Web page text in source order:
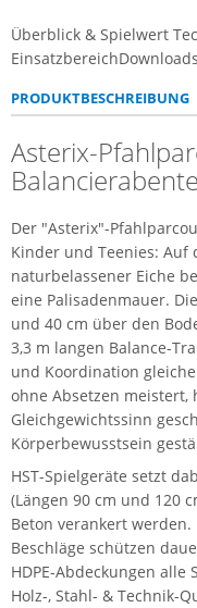
Überblick & Spielwert
EinsatzbereichDownloads
PRODUKTBESCHREIBUNG
Asterix-
Der "Asterix"-
Kinder und Teenies:
naturbelassener Eiche
eine Palisadenmauer.
und 40 cm über den
3,3 m langen Balance-
und Koordination
ohne Absetzen
Gleichgewichtssinn
Körperbewusstsein
HST-Spielgeräte setzt
(Längen 90 cm und 120
Beton verankert
Beschläge schützen
HDPE-Abdeckungen
Holz-, Stahl- & Technik-